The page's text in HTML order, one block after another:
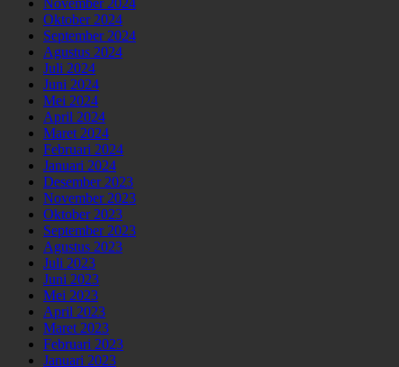
Oktober 2024
September 2024
Agustus 2024
Juli 2024
Juni 2024
Mei 2024
April 2024
Maret 2024
Februari 2024
Januari 2024
Desember 2023
November 2023
Oktober 2023
September 2023
Agustus 2023
Juli 2023
Juni 2023
Mei 2023
April 2023
Maret 2023
Februari 2023
Januari 2023